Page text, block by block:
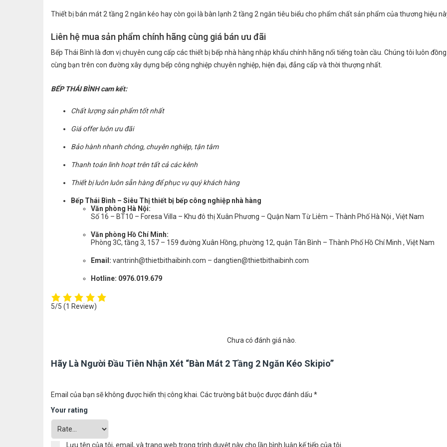
Thiết bị bán mát 2 tầng 2 ngăn kéo hay còn gọi là bàn lạnh 2 tầng 2 ngăn tiêu biểu cho phẩm chất sản phẩm của thương hiệu
Liên hệ mua sản phẩm chính hãng cùng giá bán ưu đãi
Bếp Thái Bình là đơn vị chuyên cung cấp các thiết bị bếp nhà hàng nhập khẩu chính hãng nổi tiếng toàn cầu. Chúng tôi luôn
cùng bạn trên con đường xây dựng bếp công nghiệp chuyên nghiệp, hiện đại, đẳng cấp và thời thượng nhất.
BẾP THÁI BÌNH cam kết:
Chất lượng sản phẩm tốt nhất
Giá offer luôn ưu đãi
Bảo hành nhanh chóng, chuyên nghiệp, tận tâm
Thanh toán linh hoạt trên tất cả các kênh
Thiết bị luôn luôn sẵn hàng để phục vụ quý khách hàng
Bếp Thái Bình – Siêu Thị thiết bị bếp công nghiệp nhà hàng
Văn phòng Hà Nội:
Số 16 – BT10 – Foresa Villa – Khu đô thị Xuân Phương – Quận Nam Từ Liêm – Thành Phố Hà Nội , Việt Nam
Văn phòng Hồ Chí Minh:
Phòng 3C, tầng 3, 157 – 159 đường Xuân Hồng, phường 12, quận Tân Bình – Thành Phố Hồ Chí Minh , Việt Nam
Email: vantrinh@thietbithaibinh.com – dangtien@thietbithaibinh.com
Hotline: 0976.019.679
5/5 (1 Review)
Chưa có đánh giá nào.
Hãy Là Người Đầu Tiên Nhận Xét “Bàn Mát 2 Tầng 2 Ngăn Kéo Skipio”
Email của bạn sẽ không được hiển thị công khai. Các trường bắt buộc được đánh dấu *
Your rating
Lưu tên của tôi, email, và trang web trong trình duyệt này cho lần bình luận kế tiếp của tôi.